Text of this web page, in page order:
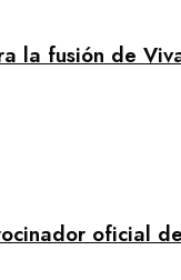
la fusión de
oficial